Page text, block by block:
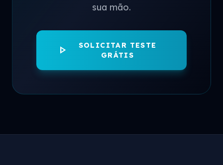
sua mão.
play_arrow
SOLICITAR TESTE
GRÁTIS